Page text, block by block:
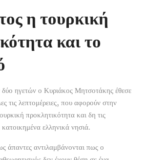
η τουρκική
και το
ηγετών ο Κυριάκος Μητσοτάκης έθεσε
τις λεπτομέρειες, που αφορούν στην
προκλητικότητα και δη τις
ελληνικά νησιά.
άπαντες αντιλαμβάνονται πως ο